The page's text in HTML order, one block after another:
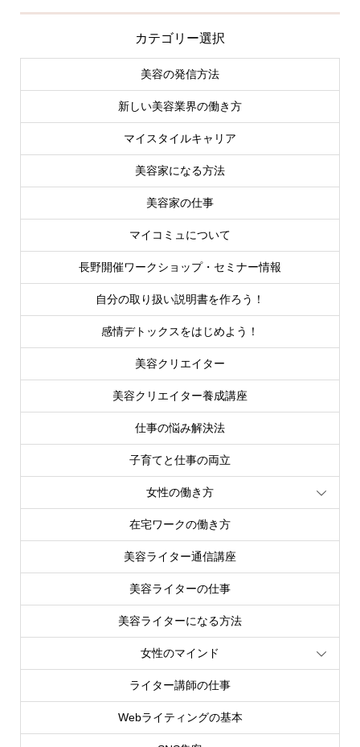
カテゴリー選択
美容の発信方法
新しい美容業界の働き方
マイスタイルキャリア
美容家になる方法
美容家の仕事
マイコミュについて
長野開催ワークショップ・セミナー情報
自分の取り扱い説明書を作ろう！
感情デトックスをはじめよう！
美容クリエイター
美容クリエイター養成講座
仕事の悩み解決法
子育てと仕事の両立
女性の働き方
在宅ワークの働き方
美容ライター通信講座
美容ライターの仕事
美容ライターになる方法
女性のマインド
ライター講師の仕事
Webライティングの基本